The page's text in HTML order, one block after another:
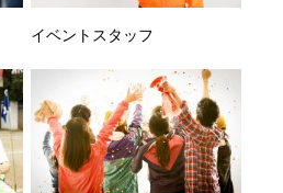
イベントスタッフ